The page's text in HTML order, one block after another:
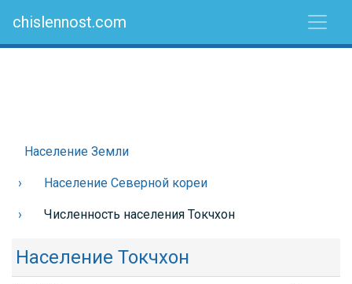
chislennost.com
Население Земли
Население Северной кореи
Численность населения Токчхон
Население Токчхон